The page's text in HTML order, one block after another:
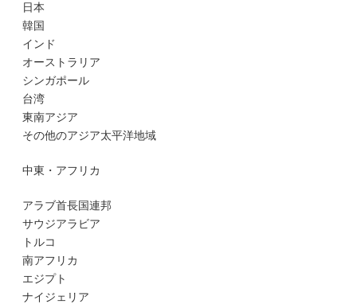
日本
韓国
インド
オーストラリア
シンガポール
台湾
東南アジア
その他のアジア太平洋地域
中東・アフリカ
アラブ首長国連邦
サウジアラビア
トルコ
南アフリカ
エジプト
ナイジェリア